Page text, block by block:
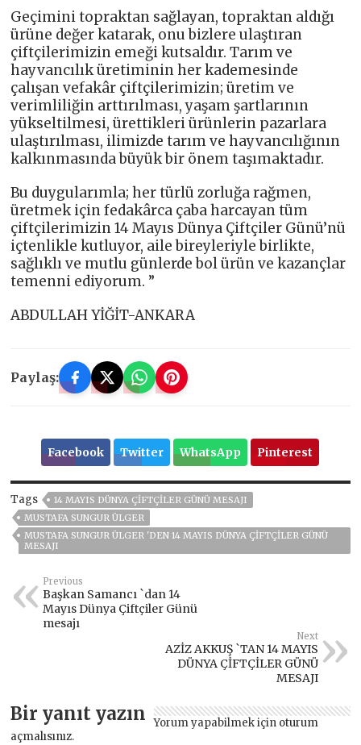
Geçimini topraktan sağlayan, topraktan aldığı
ürüne değer katarak, onu bizlere ulaştıran
çiftçilerimizin emeği kutsaldır. Tarım ve
hayvancılık üretiminin her kademesinde
çalışan vefakâr çiftçilerimizin; üretim ve
verimliliğin arttırılması, yaşam şartlarının
yükseltilmesi, ürettikleri ürünlerin pazarlara
ulaştırılması, ilimizde tarım ve hayvancılığının
kalkınmasında büyük bir önem taşımaktadır.
Bu duygularımla; her türlü zorluğa rağmen,
üretmek için fedakârca çaba harcayan tüm
çiftçilerimizin 14 Mayıs Dünya Çiftçiler Günü’nü
içtenlikle kutluyor, aile bireyleriyle birlikte,
sağlıklı ve mutlu günlerde bol ürün ve kazançlar
temenni ediyorum. ”
ABDULLAH YİĞİT-ANKARA
Paylaş:
Facebook Twitter WhatsApp Pinterest
Tags
14 MAYIS DÜNYA ÇİFTÇİLER GÜNÜ MESAJI
MUSTAFA SUNGUR ÜLGER
MUSTAFA SUNGUR ÜLGER 'DEN 14 MAYIS DÜNYA ÇİFTÇİLER GÜNÜ
MESAJI
Previous
Başkan Samancı `dan 14
Mayıs Dünya Çiftçiler Günü
mesajı
Next
AZİZ AKKUŞ `TAN 14 MAYIS
DÜNYA ÇİFTÇİLER GÜNÜ
MESAJI
Bir yanıt yazın Yorum yapabilmek için oturum
açmalısınız.